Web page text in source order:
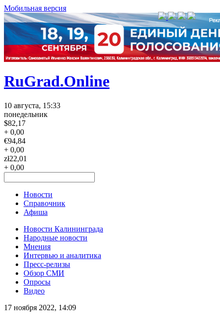
Мобильная версия
RuGrad.Online
10 августа, 15:33
понедельник
$82,17
+ 0,00
€94,84
+ 0,00
zł22,01
+ 0,00
Новости
Справочник
Афиша
Новости Калининграда
Народные новости
Мнения
Интервью и аналитика
Пресс-релизы
Обзор СМИ
Опросы
Видео
17 ноября 2022, 14:09